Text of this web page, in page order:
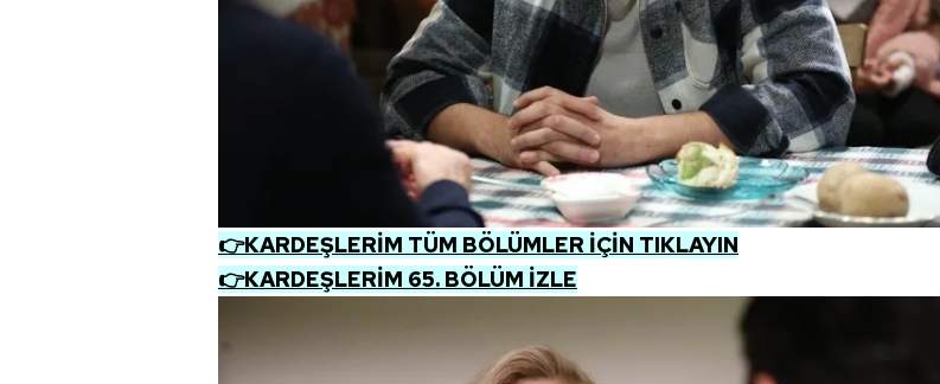
mevzuata uygun olarak kullanılan çerezlerle ilgili bilgi almak için lütfentıklayınız
👉KARDEŞLERİM TÜM BÖLÜMLER İÇİN TIKLAYIN
👉KARDEŞLERİM 65. BÖLÜM İZLE